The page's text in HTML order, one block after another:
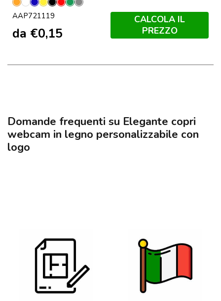
Arancione
Bianco
BluGiallo
NeroRosso
VerdeGrigio
AAP721119
da €0,15
CALCOLA IL
PREZZO
Domande frequenti su Elegante copri
webcam in legno personalizzabile con
logo